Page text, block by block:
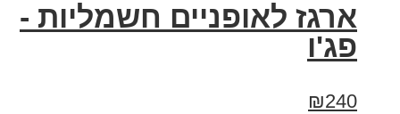
ארגז לאופניים חשמליות -
פג'ו
₪240